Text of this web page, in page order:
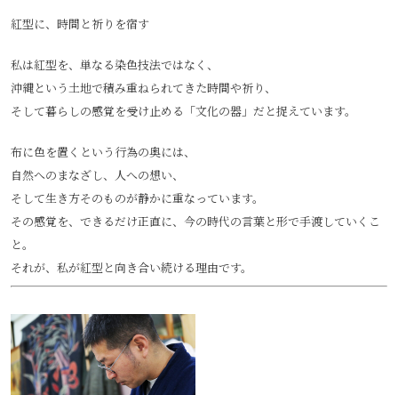
紅型に、時間と祈りを宿す
私は紅型を、単なる染色技法ではなく、
沖縄という土地で積み重ねられてきた時間や祈り、
そして暮らしの感覚を受け止める「文化の器」だと捉えています。
布に色を置くという行為の奥には、
自然へのまなざし、人への想い、
そして生き方そのものが静かに重なっています。
その感覚を、できるだけ正直に、今の時代の言葉と形で手渡していくこ
と。
それが、私が紅型と向き合い続ける理由です。